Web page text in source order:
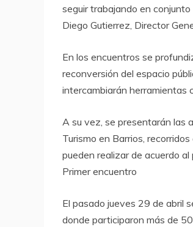
seguir trabajando en
Diego Gutierrez, Director
En los encuentros se
reconversión del espacio
intercambiarán herramientas
A su vez, se presentarán las
Turismo en Barrios,
pueden realizar de acuerdo al
Primer encuentro
El pasado jueves 29 de abril
donde participaron más de